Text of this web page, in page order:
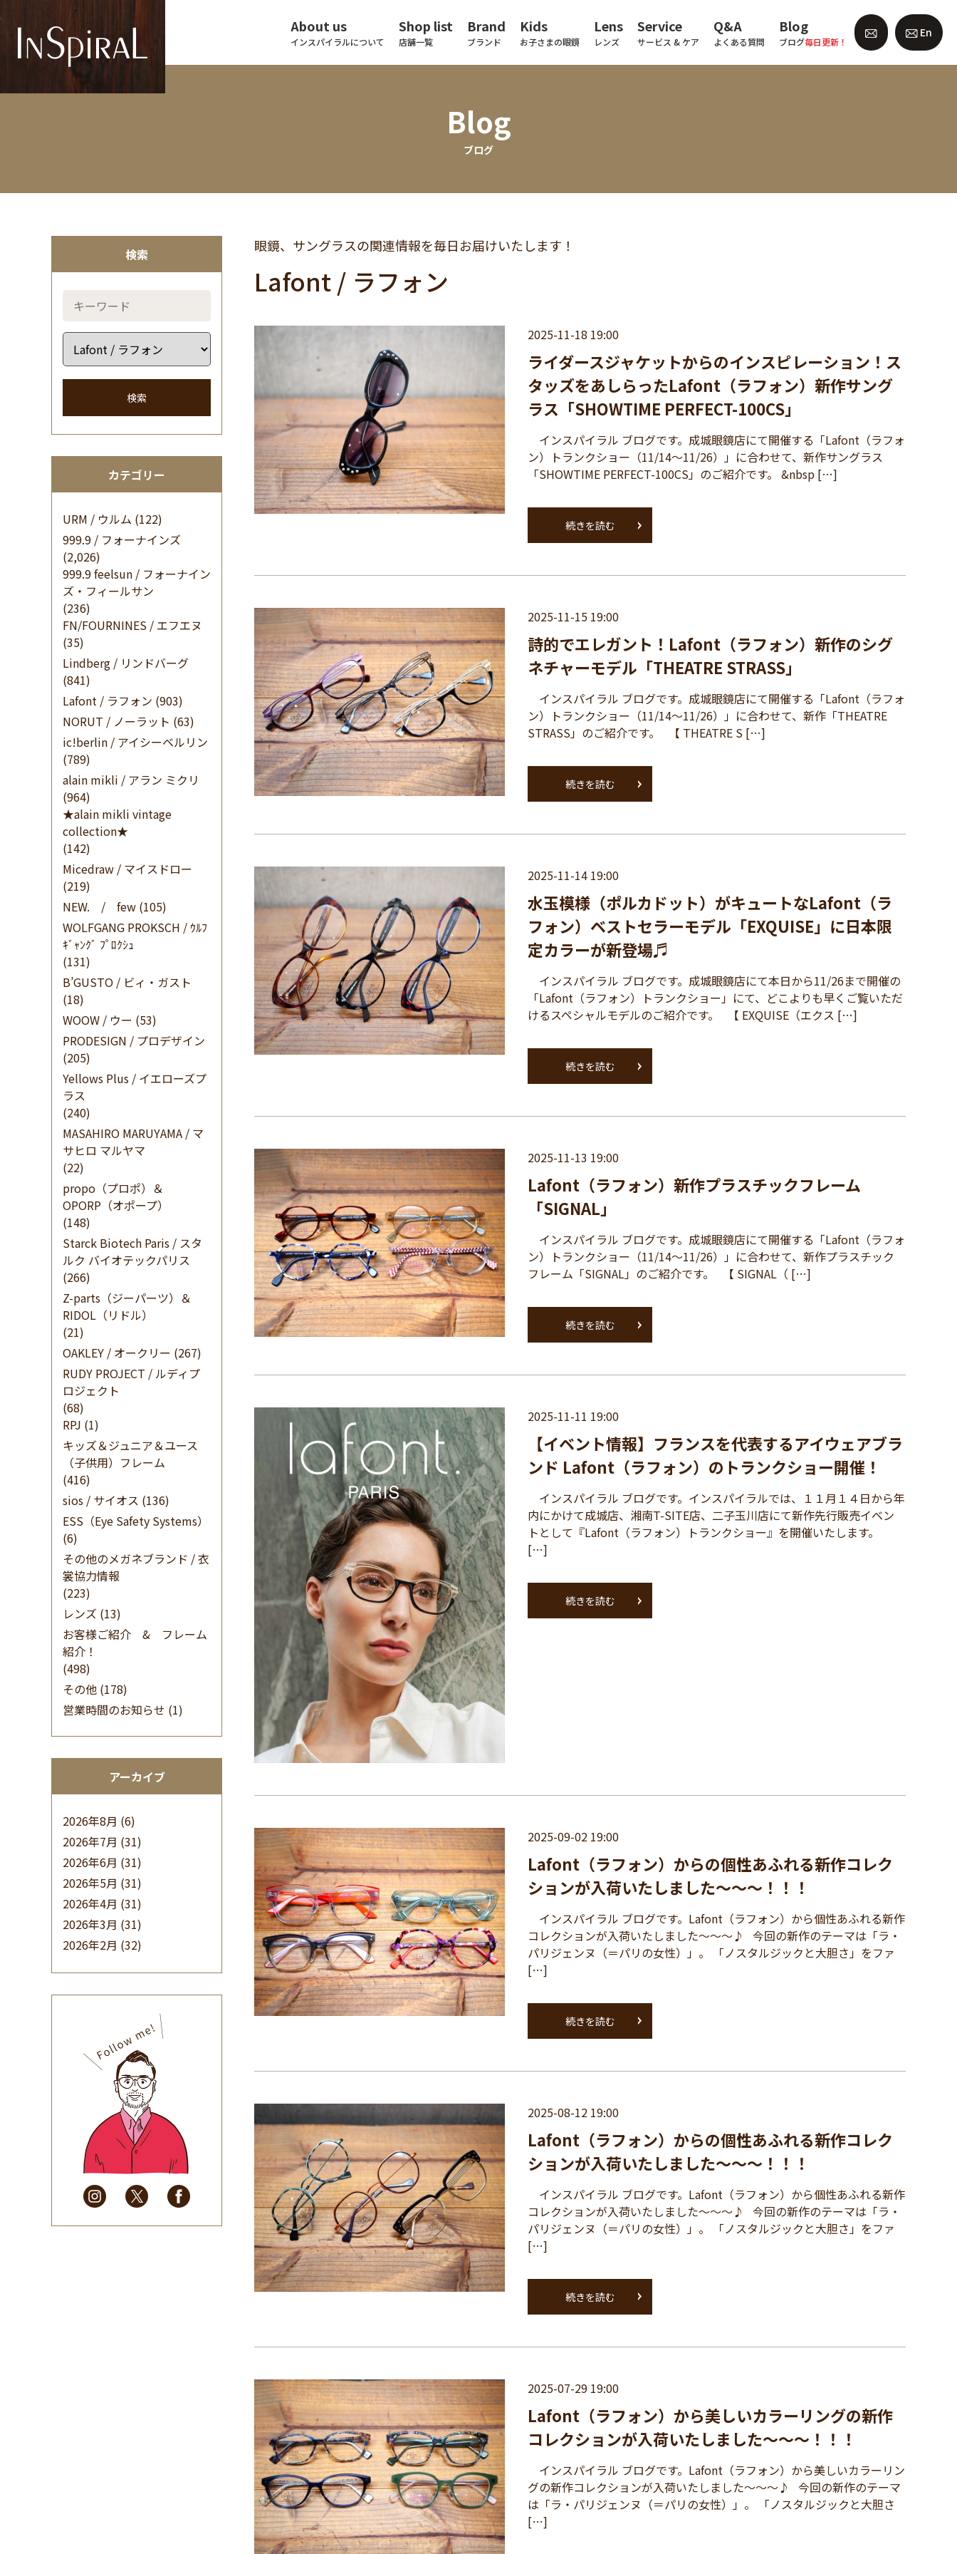
About us
インスパイラルについて
Shop list
店舗一覧
Brand
ブランド
Kids
お子さまの眼鏡
Lens
レンズ
Service
サービス & ケア
Q&A
よくある質問
Blog
ブログ毎日更新！
En
Blog
ブログ
検索
検索
カテゴリー
URM / ウルム (122)
999.9 / フォーナインズ
(2,026)
999.9 feelsun / フォーナイン
ズ・フィールサン
(236)
FN/FOURNINES / エフエヌ
(35)
Lindberg / リンドバーグ
(841)
Lafont / ラフォン (903)
NORUT / ノーラット (63)
ic!berlin / アイシーベルリン
(789)
alain mikli / アラン ミクリ
(964)
★alain mikli vintage
collection★
(142)
Micedraw / マイスドロー
(219)
NEW. / few (105)
WOLFGANG PROKSCH / ｳﾙﾌ
ｷﾞｬﾝｸﾞ ﾌﾟﾛｸｼｭ
(131)
B’GUSTO / ビィ・ガスト
(18)
WOOW / ウー (53)
PRODESIGN / プロデザイン
(205)
Yellows Plus / イエローズプ
ラス
(240)
MASAHIRO MARUYAMA / マ
サヒロ マルヤマ
(22)
propo（プロポ）＆
OPORP（オポープ）
(148)
Starck Biotech Paris / スタ
ルク バイオテックパリス
(266)
Z-parts（ジーパーツ）＆
RIDOL（リドル）
(21)
OAKLEY / オークリー (267)
RUDY PROJECT / ルディプ
ロジェクト
(68)
RPJ (1)
キッズ＆ジュニア＆ユース
（子供用）フレーム
(416)
sios / サイオス (136)
ESS（Eye Safety Systems）
(6)
その他のメガネブランド / 衣
裳協力情報
(223)
レンズ (13)
お客様ご紹介 & フレーム
紹介！
(498)
その他 (178)
営業時間のお知らせ (1)
アーカイブ
2026年8月 (6)
2026年7月 (31)
2026年6月 (31)
2026年5月 (31)
2026年4月 (31)
2026年3月 (31)
2026年2月 (32)
(32)
2025年9月(30)
2025年8月(31)
2025年7月(37)
2025年6月(48)
2025年5月
(41)
2025年4月
(32)
2025年3月(31)
2025年2月
(28)
2025年1月
(34)
眼鏡、サングラスの関連情報を毎日お届けいたします！
Lafont / ラフォン
2025-11-18 19:00
ライダースジャケットからのインスピレーション！ス
タッズをあしらったLafont（ラフォン）新作サング
ラス「SHOWTIME PERFECT-100CS」
インスパイラル ブログです。成城眼鏡店にて開催する「Lafont（ラフォ
ン）トランクショー（11/14～11/26）」に合わせて、新作サングラス
「SHOWTIME PERFECT-100CS」のご紹介です。 &nbsp […]
続きを読む
2025-11-15 19:00
詩的でエレガント！Lafont（ラフォン）新作のシグ
ネチャーモデル「THEATRE STRASS」
インスパイラル ブログです。成城眼鏡店にて開催する「Lafont（ラフォ
ン）トランクショー（11/14～11/26）」に合わせて、新作「THEATRE
STRASS」のご紹介です。 【 THEATRE S […]
続きを読む
2025-11-14 19:00
水玉模様（ポルカドット）がキュートなLafont（ラ
フォン）ベストセラーモデル「EXQUISE」に日本限
定カラーが新登場♬
インスパイラル ブログです。成城眼鏡店にて本日から11/26まで開催の
「Lafont（ラフォン）トランクショー」にて、どこよりも早くご覧いただ
けるスペシャルモデルのご紹介です。 【 EXQUISE（エクス […]
続きを読む
2025-11-13 19:00
Lafont（ラフォン）新作プラスチックフレーム
「SIGNAL」
インスパイラル ブログです。成城眼鏡店にて開催する「Lafont（ラフォ
ン）トランクショー（11/14～11/26）」に合わせて、新作プラスチック
フレーム「SIGNAL」のご紹介です。 【 SIGNAL（ […]
続きを読む
2025-11-11 19:00
【イベント情報】フランスを代表するアイウェアブラ
ンド Lafont（ラフォン）のトランクショー開催！
インスパイラル ブログです。インスパイラルでは、１１月１４日から年
内にかけて成城店、湘南T-SITE店、二子玉川店にて新作先行販売イベン
トとして『Lafont（ラフォン）トランクショー』を開催いたします。
[…]
続きを読む
2025-09-02 19:00
Lafont（ラフォン）からの個性あふれる新作コレク
ションが入荷いたしました～～～！！！
インスパイラル ブログです。Lafont（ラフォン）から個性あふれる新作
コレクションが入荷いたしました～～～♪ 今回の新作のテーマは「ラ・
パリジェンヌ（＝パリの女性）」。 「ノスタルジックと大胆さ」をファ
[…]
続きを読む
2025-08-12 19:00
Lafont（ラフォン）からの個性あふれる新作コレク
ションが入荷いたしました～～～！！！
インスパイラル ブログです。Lafont（ラフォン）から個性あふれる新作
コレクションが入荷いたしました～～～♪ 今回の新作のテーマは「ラ・
パリジェンヌ（＝パリの女性）」。 「ノスタルジックと大胆さ」をファ
[…]
続きを読む
2025-07-29 19:00
Lafont（ラフォン）から美しいカラーリングの新作
コレクションが入荷いたしました～～～！！！
インスパイラル ブログです。Lafont（ラフォン）から美しいカラーリン
グの新作コレクションが入荷いたしました～～～♪ 今回の新作のテーマ
は「ラ・パリジェンヌ（＝パリの女性）」。 「ノスタルジックと大胆さ
[…]